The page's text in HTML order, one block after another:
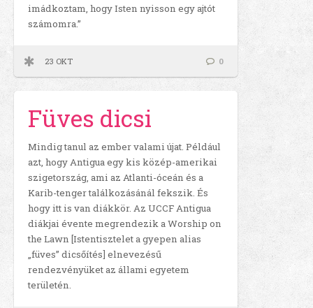
imádkoztam, hogy Isten nyisson egy ajtót
számomra.”
23 OKT 0
Füves dicsi
Mindig tanul az ember valami újat. Például
azt, hogy Antigua egy kis közép-amerikai
szigetország, ami az Atlanti-óceán és a
Karib-tenger találkozásánál fekszik. És
hogy itt is van diákkör. Az UCCF Antigua
diákjai évente megrendezik a Worship on
the Lawn [Istentisztelet a gyepen alias
„füves” dicsőítés] elnevezésű
rendezvényüket az állami egyetem
területén.